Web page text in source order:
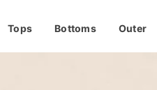
Tops Bottoms Outer